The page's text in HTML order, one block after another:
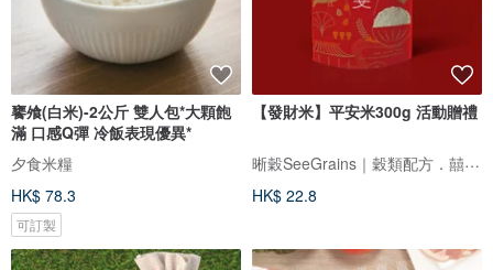
饔飧(白米)-2公斤 雙人包*大顆飽
滿 口感Q彈 冷飯表現優異*
夕食米糧
HK$ 78.3
可訂製
【發財米】平安米300g 活動贈禮
晰穀SeeGrains｜穀類配方．囍米訂製
HK$ 22.8